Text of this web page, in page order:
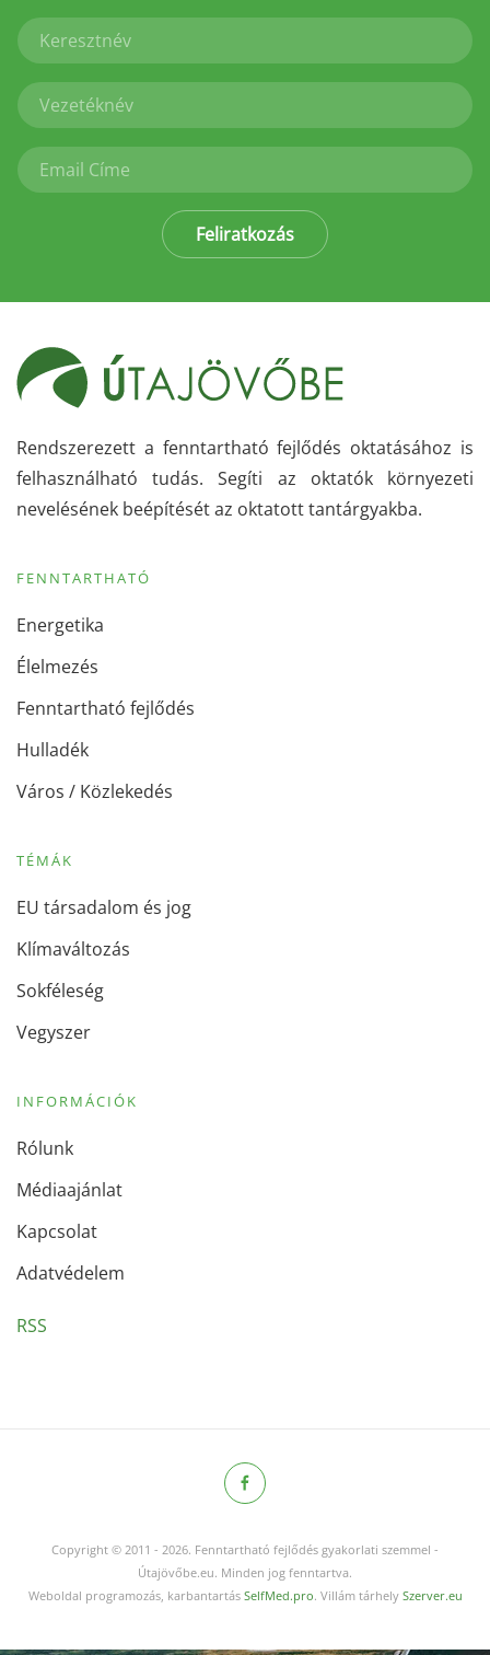
Feliratkozás
Rendszerezett a fenntartható fejlődés oktatásához is
felhasználható tudás. Segíti az oktatók környezeti
nevelésének beépítését az oktatott tantárgyakba.
FENNTARTHATÓ
Energetika
Élelmezés
Fenntartható fejlődés
Hulladék
Város / Közlekedés
TÉMÁK
EU társadalom és jog
Klímaváltozás
Sokféleség
Vegyszer
INFORMÁCIÓK
Rólunk
Médiaajánlat
Kapcsolat
Adatvédelem
RSS
Copyright © 2011 - 2026. Fenntartható fejlődés gyakorlati szemmel -
Útajövőbe.eu. Minden jog fenntartva.
Weboldal programozás, karbantartás SelfMed.pro. Villám tárhely Szerver.eu